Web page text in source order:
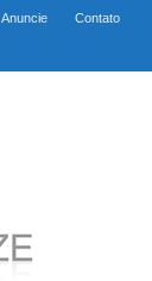
Anuncie Contato